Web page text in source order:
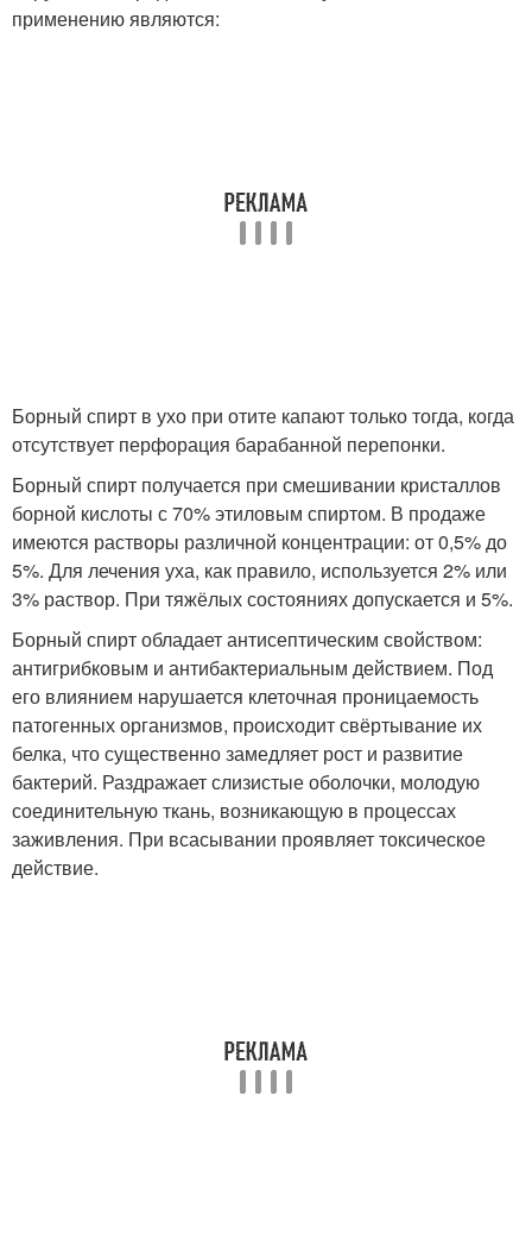
применению являются:
Борный спирт в ухо при отите капают только тогда, когда
отсутствует перфорация барабанной перепонки.
Борный спирт получается при смешивании кристаллов
борной кислоты с 70% этиловым спиртом. В продаже
имеются растворы различной концентрации: от 0,5% до
5%. Для лечения уха, как правило, используется 2% или
3% раствор. При тяжёлых состояниях допускается и 5%.
Борный спирт обладает антисептическим свойством:
антигрибковым и антибактериальным действием. Под
его влиянием нарушается клеточная проницаемость
патогенных организмов, происходит свёртывание их
белка, что существенно замедляет рост и развитие
бактерий. Раздражает слизистые оболочки, молодую
соединительную ткань, возникающую в процессах
заживления. При всасывании проявляет токсическое
действие.